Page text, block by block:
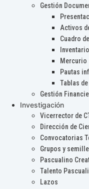
Gestión
Activos
Cuadro
Mercurio
Pautas
Tablas
Gestión
Investigación
Vicerrector de
Dirección de
Convocatorias
Grupos y
Pascualino
Talento
Lazos